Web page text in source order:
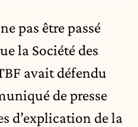
pas être passé
la Société des
avait défendu
de presse
d’explication de la